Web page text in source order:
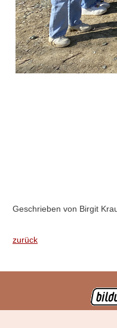
Geschrieben von Birgit
zurück